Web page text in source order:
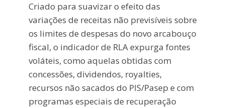
Criado para suavizar o efeito das
variações de receitas não previsíveis sobre
os limites de despesas do novo arcabouço
fiscal, o indicador de RLA expurga fontes
voláteis, como aquelas obtidas com
concessões, dividendos, royalties,
recursos não sacados do PIS/Pasep e com
programas especiais de recuperação